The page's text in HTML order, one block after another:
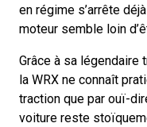
en régime s’arrête
moteur semble loin
Grâce à sa
la WRX ne connaît
traction que par ouï-
voiture reste